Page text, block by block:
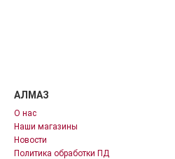
АЛМАЗ
О нас
Наши магазины
Новости
Политика обработки ПД